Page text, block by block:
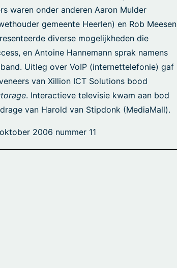
waren onder anderen Aaron Mulder
gemeente Heerlen) en Rob Meesen
diverse mogelijkheden die
en Antoine Hannemann sprak namens
Uitleg over VoIP (internettelefonie) gaf
van Xillion ICT Solutions bood
. Interactieve televisie kwam aan bod
van Harold van Stipdonk (MediaMall).
2006 nummer 11